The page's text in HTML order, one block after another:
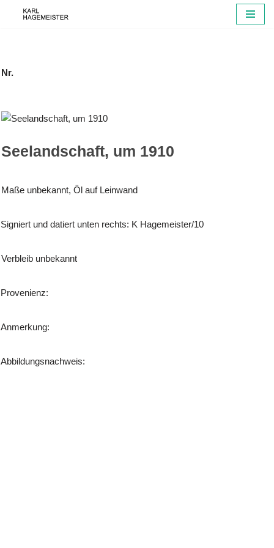
Nr.
Seelandschaft, um 1910
Maße unbekannt, Öl auf Leinwand
Signiert und datiert unten rechts: K Hagemeister/10
Verbleib unbekannt
Provenienz:
Anmerkung:
Abbildungsnachweis: